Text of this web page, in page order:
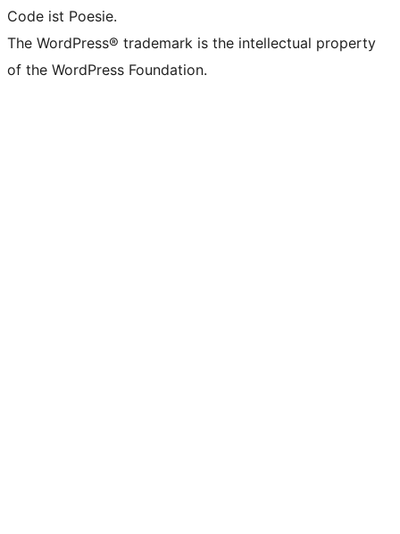
Code ist Poesie.
The WordPress® trademark is the intellectual property
of the WordPress Foundation.